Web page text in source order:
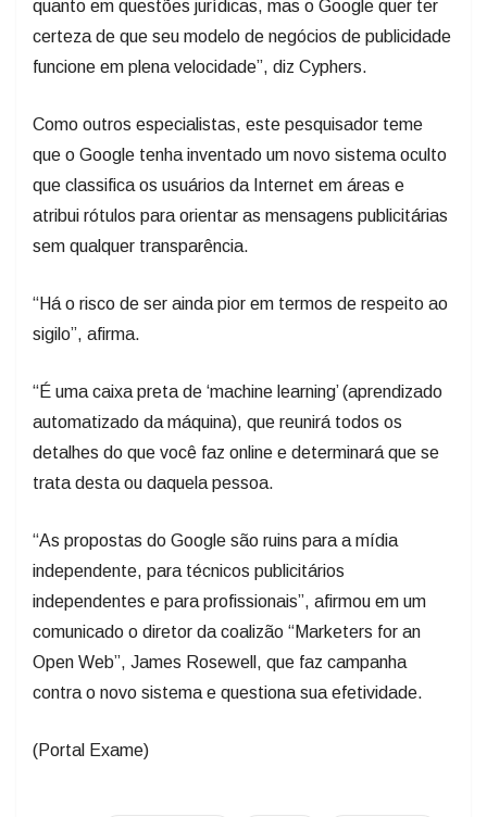
quanto em questões jurídicas, mas o Google quer ter
certeza de que seu modelo de negócios de publicidade
funcione em plena velocidade”, diz Cyphers.
Como outros especialistas, este pesquisador teme
que o Google tenha inventado um novo sistema oculto
que classifica os usuários da Internet em áreas e
atribui rótulos para orientar as mensagens publicitárias
sem qualquer transparência.
“Há o risco de ser ainda pior em termos de respeito ao
sigilo”, afirma.
“É uma caixa preta de ‘machine learning’ (aprendizado
automatizado da máquina), que reunirá todos os
detalhes do que você faz online e determinará que se
trata desta ou daquela pessoa.
“As propostas do Google são ruins para a mídia
independente, para técnicos publicitários
independentes e para profissionais”, afirmou em um
comunicado o diretor da coalizão “Marketers for an
Open Web”, James Rosewell, que faz campanha
contra o novo sistema e questiona sua efetividade.
(Portal Exame)